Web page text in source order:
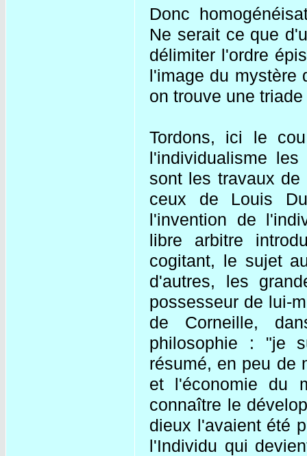
Donc
Ne serait ce que
délimiter l'ordre
l'image du mystère
on trouve une
Tordons, ici le
l'individualisme les
sont les travaux de
ceux de Louis
l'invention de
libre arbitre
cogitant, le sujet
d'autres, les
possesseur de lui-
de Corneille,
philosophie : "je
résumé, en peu de
et l'économie du
connaître le
dieux l'avaient été
l'Individu qui